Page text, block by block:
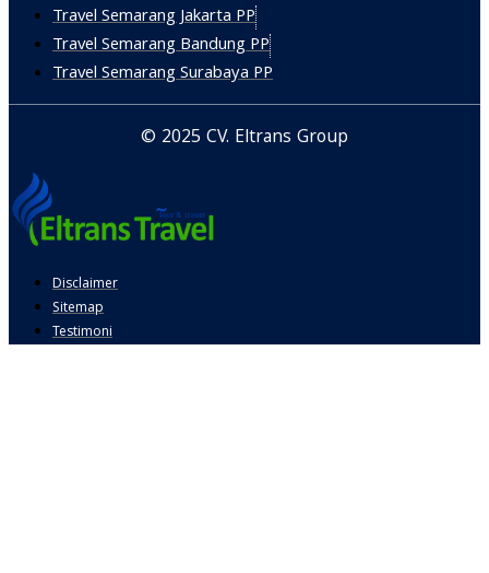
Travel Semarang Jakarta PP
Travel Semarang Bandung PP
Travel Semarang Surabaya PP
© 2025 CV. Eltrans Group
Disclaimer
Sitemap
Testimoni